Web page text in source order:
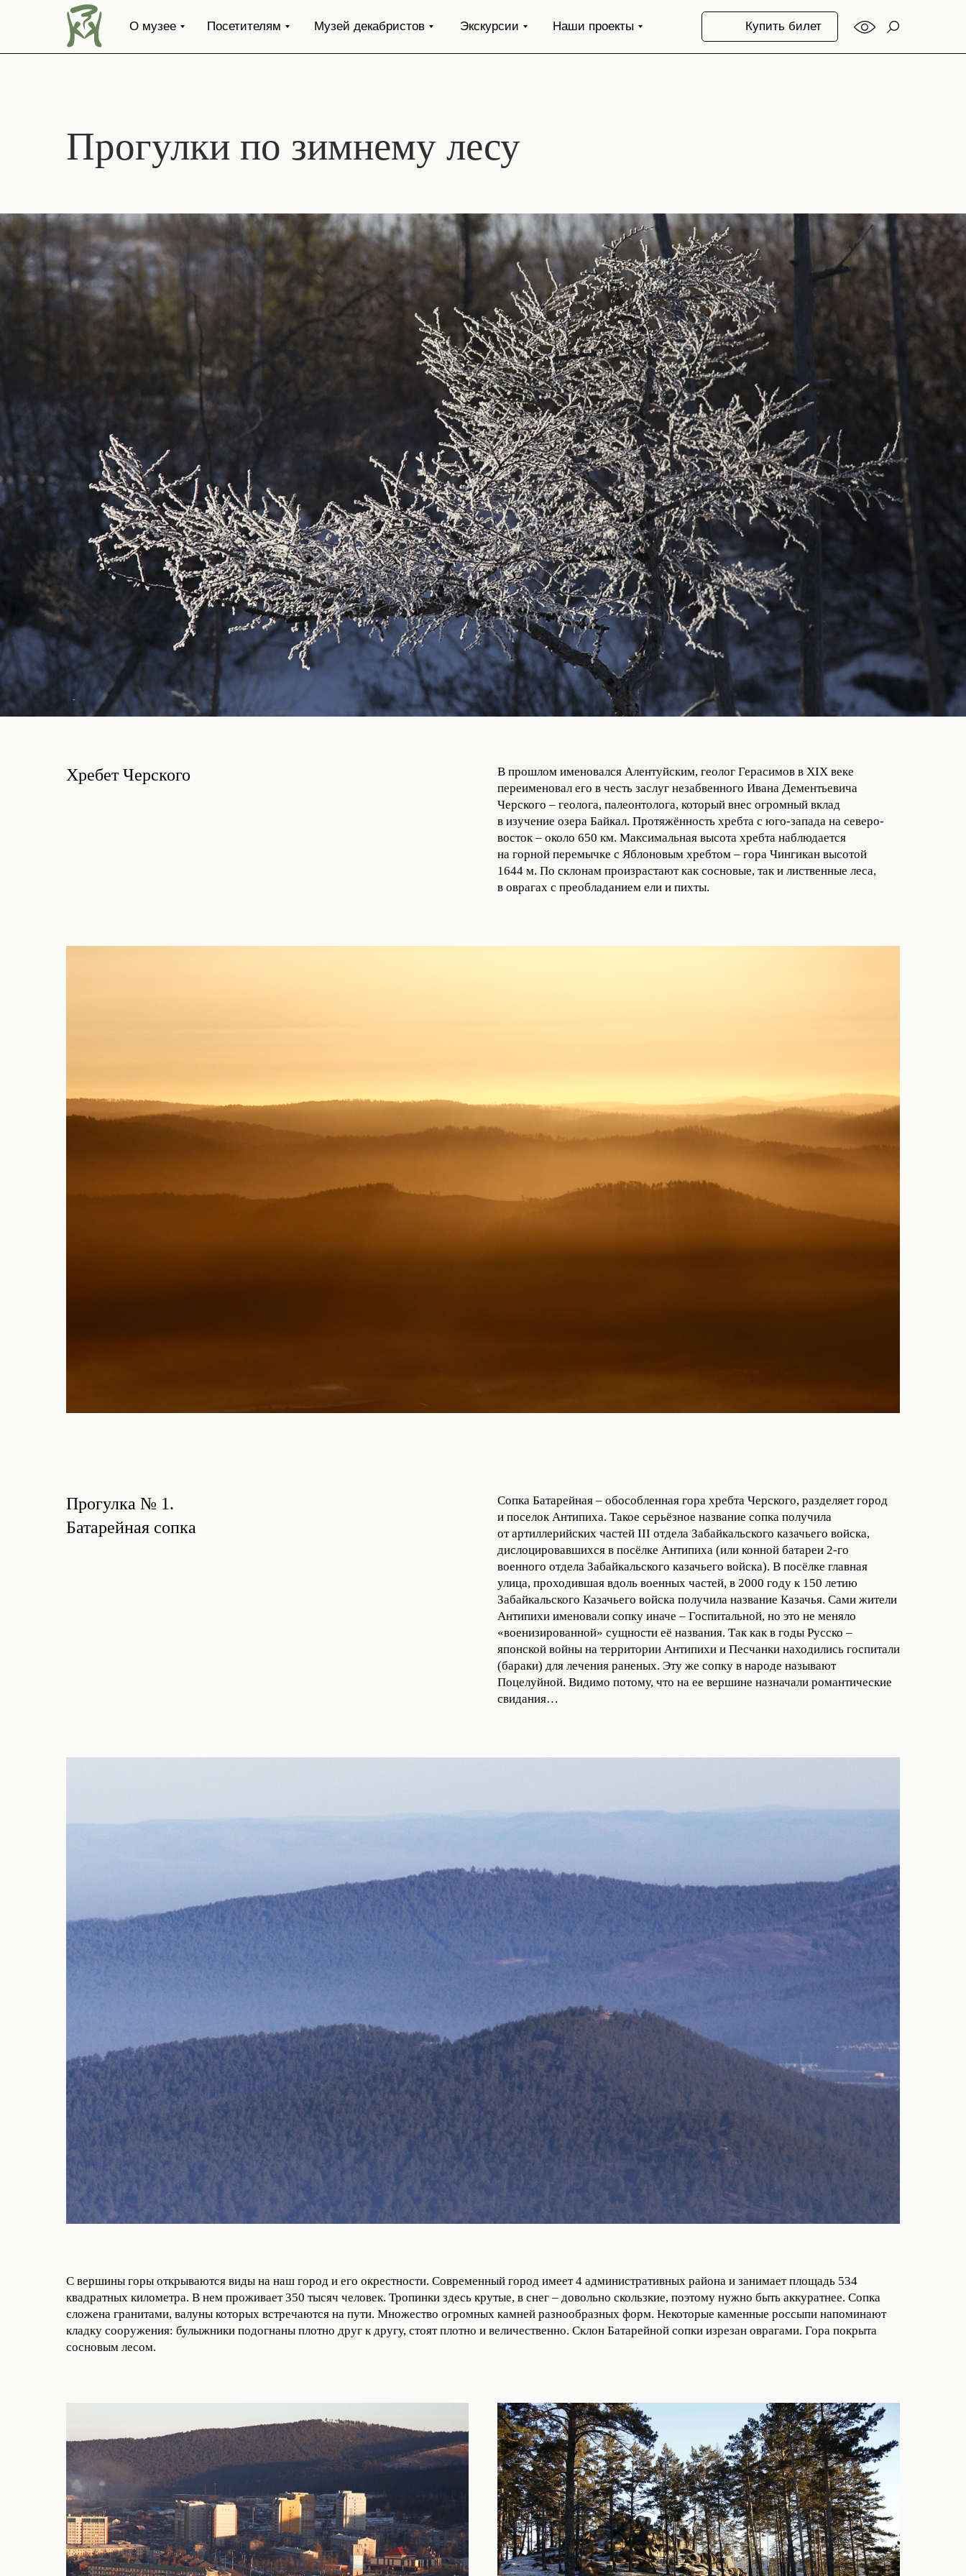
Купить билет
О музее Посетителям Музей декабристов Экскурсии Наши проекты
Прогулки по зимнему лесу
Хребет Черского
В прошлом именовался Алентуйским, геолог Герасимов в XIX веке
переименовал его в честь заслуг незабвенного Ивана Дементьевича
Черского – геолога, палеонтолога, который внес огромный вклад
в изучение озера Байкал. Протяжённость хребта с юго-запада на северо-
восток – около 650 км. Максимальная высота хребта наблюдается
на горной перемычке с Яблоновым хребтом – гора Чингикан высотой
1644 м. По склонам произрастают как сосновые, так и лиственные леса,
в оврагах с преобладанием ели и пихты.
Прогулка № 1.
Батарейная сопка
Сопка Батарейная – обособленная гора хребта Черского, разделяет город
и поселок Антипиха. Такое серьёзное название сопка получила
от артиллерийских частей III отдела Забайкальского казачьего войска,
дислоцировавшихся в посёлке Антипиха (или конной батареи 2-го
военного отдела Забайкальского казачьего войска). В посёлке главная
улица, проходившая вдоль военных частей, в 2000 году к 150 летию
Забайкальского Казачьего войска получила название Казачья. Сами жители
Антипихи именовали сопку иначе – Госпитальной, но это не меняло
«военизированной» сущности её названия. Так как в годы Русско –
японской войны на территории Антипихи и Песчанки находились госпитали
(бараки) для лечения раненых. Эту же сопку в народе называют
Поцелуйной. Видимо потому, что на ее вершине назначали романтические
свидания…
С вершины горы открываются виды на наш город и его окрестности. Современный город имеет 4 административных района и занимает площадь 534
квадратных километра. В нем проживает 350 тысяч человек. Тропинки здесь крутые, в снег – довольно скользкие, поэтому нужно быть аккуратнее. Сопка
сложена гранитами, валуны которых встречаются на пути. Множество огромных камней разнообразных форм. Некоторые каменные россыпи напоминают
кладку сооружения: булыжники подогнаны плотно друг к другу, стоят плотно и величественно. Склон Батарейной сопки изрезан оврагами. Гора покрыта
сосновым лесом.